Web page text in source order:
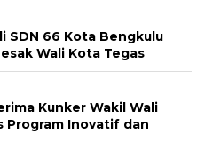
SDN 66 Kota Bengkulu
Wali Kota Tegas
Kunker Wakil Wali
Program Inovatif dan